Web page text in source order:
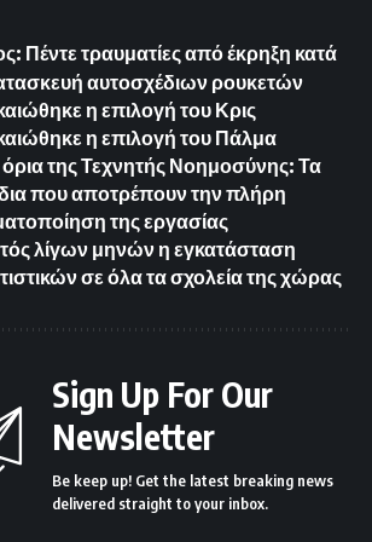
Πέντε τραυματίες από έκρηξη κατά
αυτοσχέδιων ρουκετών
η επιλογή του Κρις
η επιλογή του Πάλμα
της Τεχνητής Νοημοσύνης: Τα
που αποτρέπουν την πλήρη
της εργασίας
λίγων μηνών η εγκατάσταση
σε όλα τα σχολεία της χώρας
Sign Up For Our
Newsletter
Be keep up! Get the latest breaking news
delivered straight to your inbox.